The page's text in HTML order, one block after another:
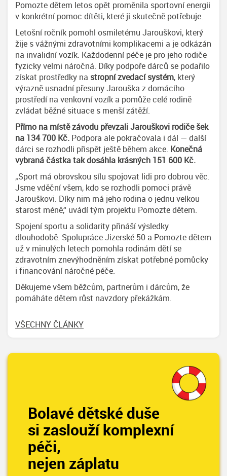
Pomozte dětem letos opět proměnila sportovní energii
v konkrétní pomoc dítěti, které ji skutečně potřebuje.
Letošní ročník pomohl osmiletému Jarouškovi, který
žije s vážnými zdravotními komplikacemi a je odkázán
na invalidní vozík. Každodenní péče je pro jeho rodiče
fyzicky velmi náročná. Díky podpoře dárců se podařilo
získat prostředky na stropní zvedací systém, který
výrazně usnadní přesuny Jarouška z domácího
prostředí na venkovní vozík a pomůže celé rodině
zvládat běžné situace s menší zátěží.
Přímo na místě závodu převzali Jarouškovi rodiče šek
na 134 700 Kč. Podpora ale pokračovala i dál — další
dárci se rozhodli přispět ještě během akce. Konečná
vybraná částka tak dosáhla krásných 151 600 Kč.
„Sport má obrovskou sílu spojovat lidi pro dobrou věc.
Jsme vděční všem, kdo se rozhodli pomoci právě
Jarouškovi. Díky nim má jeho rodina o jednu velkou
starost méně,“ uvádí tým projektu Pomozte dětem.
Spojení sportu a solidarity přináší výsledky
dlouhodobě. Spolupráce Jizerské 50 a Pomozte dětem
už v minulých letech pomohla rodinám dětí se
zdravotním znevýhodněním získat potřebné pomůcky
i financování náročné péče.
Děkujeme všem běžcům, partnerům i dárcům, že
pomáháte dětem růst navzdory překážkám.
VŠECHNY ČLÁNKY
Bolavé dětské duše
si zaslouží komplexní
péči,
nejen záplatu